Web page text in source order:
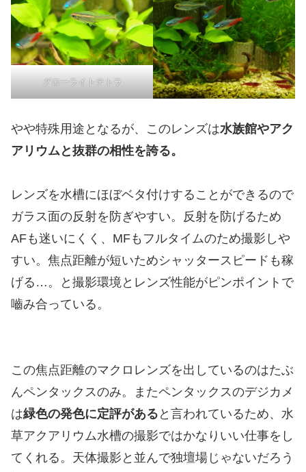
グローライトテトラ
やや特殊用途となるが、このレンズは水族館やアク
アリウムと抜群の相性を誇る。
レンズを水槽にほぼベタ付けすることができるので
ガラス面の反射を防ぎやすい。反射を防げるため
AFも迷いにくく、MFもフルタイムのため撮影しや
すい。焦点距離が短いためシャッタースピードも稼
げる…。と撮影環境とレンズ性能がピンポイントで
嚙み合っている。
この焦点距離のマクロレンズを出しているのはたぶ
んペンタックスのみ。またペンタックスのデジカメ
は緑色の発色に定評がある と言われているため、水
草アクアリウム水槽の撮影ではかなりいい仕事をし
てくれる。天体撮影と並んで独壇場じゃないだろう